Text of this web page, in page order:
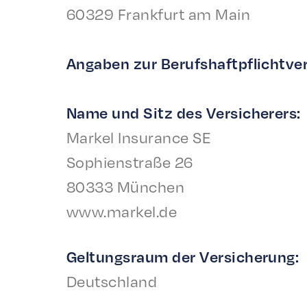
60329 Frank­furt am Main
Angaben zur
Name und Sitz des Versicherers:
Markel Insur­ance SE
Sophien­straße 26
80333 München
www.markel.de
Geltungsraum der Versicherung:
Deutschland